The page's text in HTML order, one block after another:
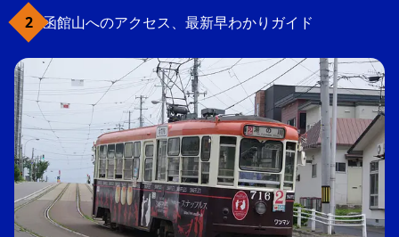
函館山へのアクセス、最新早わかりガイド